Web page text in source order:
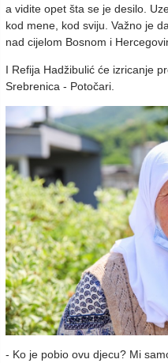
a vidite opet šta se je desilo.
kod mene, kod sviju. Važno je
nad cijelom Bosnom i
I Refija Hadžibulić će izricanje
Srebrenica - Potočari.
- Ko je pobio ovu djecu? Mi